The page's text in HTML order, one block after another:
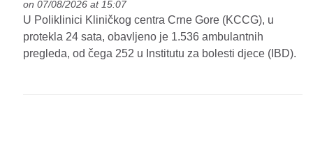
on 07/08/2026 at 15:07
U Poliklinici Kliničkog centra Crne Gore (KCCG), u
protekla 24 sata, obavljeno je 1.536 ambulantnih
pregleda, od čega 252 u Institutu za bolesti djece (IBD).